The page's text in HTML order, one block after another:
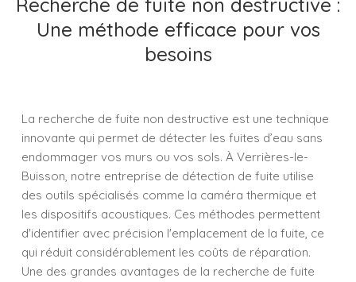
Recherche de fuite non destructive :
Une méthode efficace pour vos
besoins
La recherche de fuite non destructive est une technique
innovante qui permet de détecter les fuites d’eau sans
endommager vos murs ou vos sols. À Verrières-le-
Buisson, notre entreprise de détection de fuite utilise
des outils spécialisés comme la caméra thermique et
les dispositifs acoustiques. Ces méthodes permettent
d'identifier avec précision l'emplacement de la fuite, ce
qui réduit considérablement les coûts de réparation.
Une des grandes avantages de la recherche de fuite